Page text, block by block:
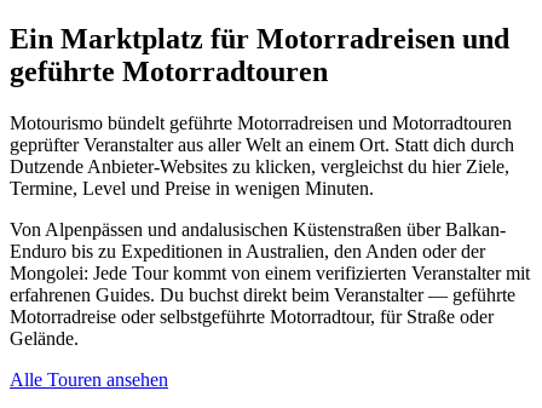
Ein Marktplatz für Motorradreisen und
geführte Motorradtouren
Motourismo bündelt geführte Motorradreisen und Motorradtouren
geprüfter Veranstalter aus aller Welt an einem Ort. Statt dich durch
Dutzende Anbieter-Websites zu klicken, vergleichst du hier Ziele,
Termine, Level und Preise in wenigen Minuten.
Von Alpenpässen und andalusischen Küstenstraßen über Balkan-
Enduro bis zu Expeditionen in Australien, den Anden oder der
Mongolei: Jede Tour kommt von einem verifizierten Veranstalter mit
erfahrenen Guides. Du buchst direkt beim Veranstalter — geführte
Motorradreise oder selbstgeführte Motorradtour, für Straße oder
Gelände.
Alle Touren ansehen